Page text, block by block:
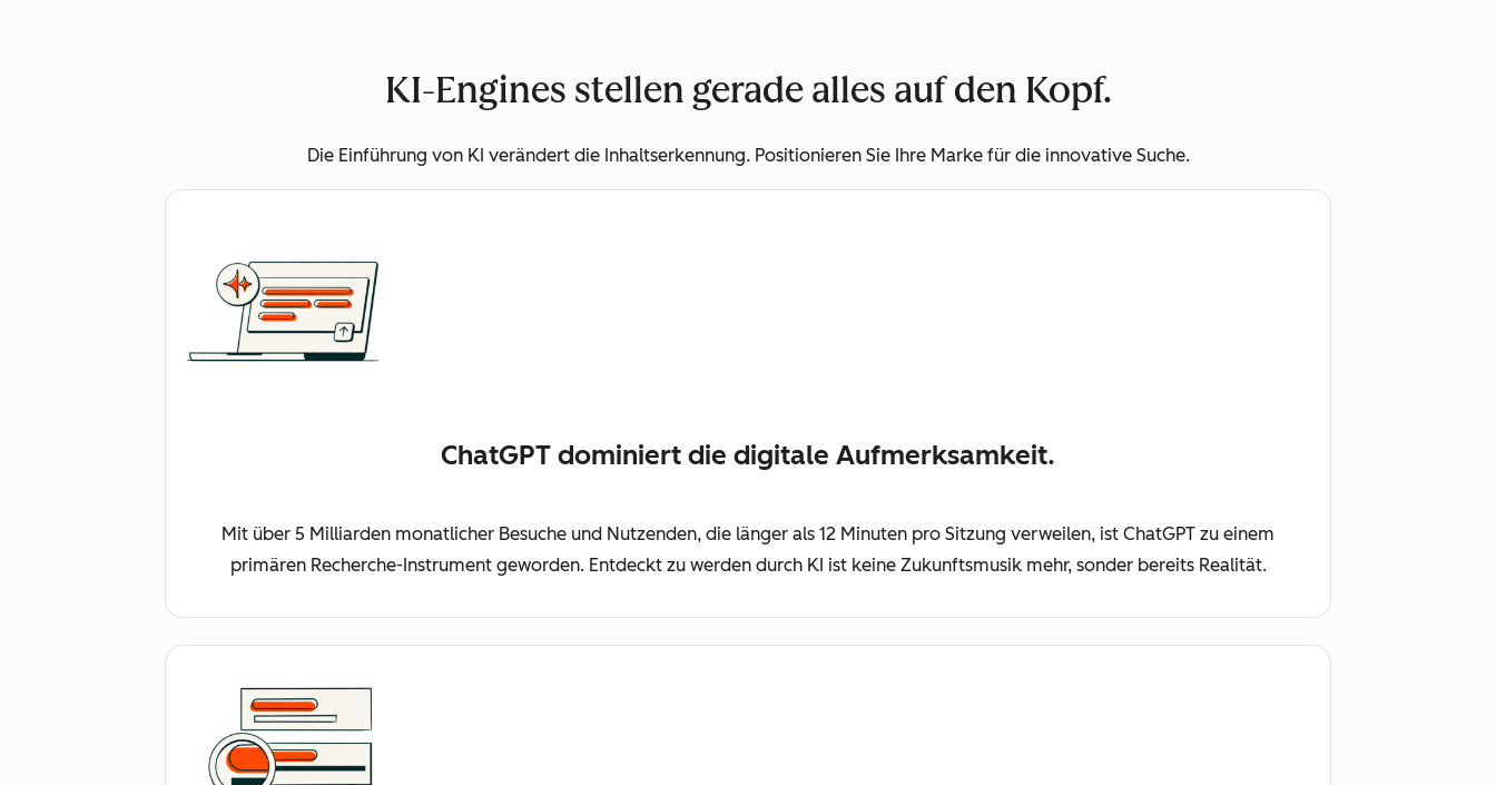
KI-Engines stellen gerade alles auf den Kopf.
Die Einführung von KI verändert die Inhaltserkennung. Positionieren Sie Ihre Marke für die innovative Suche.
ChatGPT dominiert die digitale Aufmerksamkeit.
Mit über 5 Milliarden monatlicher Besuche und Nutzenden, die länger als 12 Minuten pro Sitzung verweilen, ist ChatGPT zu einem
primären Recherche-Instrument geworden. Entdeckt zu werden durch KI ist keine Zukunftsmusik mehr, sonder bereits Realität.